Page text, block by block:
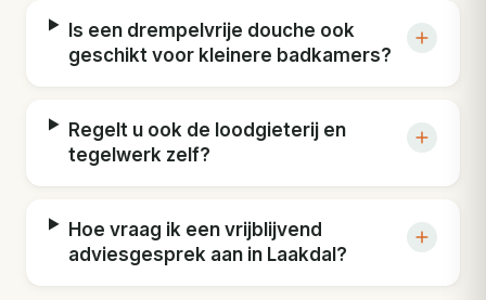
Is een drempelvrije douche ook
geschikt voor kleinere badkamers?
Regelt u ook de loodgieterij en
tegelwerk zelf?
Hoe vraag ik een vrijblijvend
adviesgesprek aan in Laakdal?